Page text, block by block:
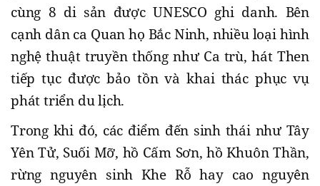
cùng 8 di sản được UNESCO ghi danh. Bên
cạnh dân ca Quan họ Bắc Ninh, nhiều loại hình
nghệ thuật truyền thống như Ca trù, hát Then
tiếp tục được bảo tồn và khai thác phục vụ
phát triển du lịch.
Trong khi đó, các điểm đến sinh thái như Tây
Yên Tử, Suối Mỡ, hồ Cấm Sơn, hồ Khuôn Thần,
rừng nguyên sinh Khe Rỗ hay cao nguyên